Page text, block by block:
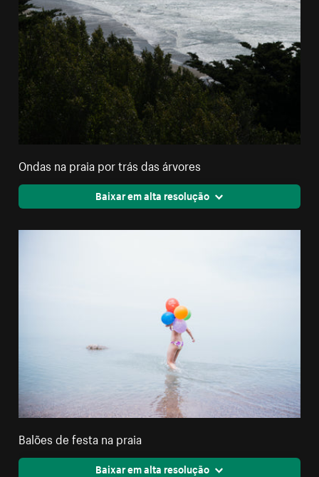
Ondas na praia por trás das árvores
Baixar em alta resolução
Balões de festa na praia
Baixar em alta resolução